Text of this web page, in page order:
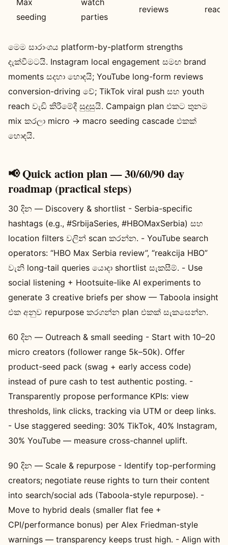
seeding
parties
reviews
මෙම සාරාංශය platform-by-platform strengths
දැක්වීමටයි. Instagram local engagement සමඟ brand
moments සදහා හොඳයි; YouTube long-form reviews
conversion-driving වේ; TikTok viral push සහ youth
reach වැඩි කිරීමේදී සුදුසුයි. Campaign plan එකට තුනම
mix කරලා micro → macro seeding cascade එකක්
හොඳයි.
📢 Quick action plan — 30/60/90 day
roadmap (practical steps)
30 දින — Discovery & shortlist - Serbia-specific
hashtags (e.g., #SrbijaSeries, #HBOMaxSerbia) සහ
location filters වලින් scan කරන්න. - YouTube search
operators: “HBO Max Serbia review”, “reakcija HBO”
වැනි long-tail queries යොදා shortlist සැකසීම්. - Use
social listening + Hootsuite-like AI experiments to
generate 3 creative briefs per show — Taboola insight
එක අනුව repurpose කරගන්න plan එකක් සැකසෙන්න.
60 දින — Outreach & small seeding - Start with 10–20
micro creators (follower range 5k–50k). Offer
product-seed pack (swag + early access code)
instead of pure cash to test authentic posting. -
Transparently propose performance KPIs: view
thresholds, link clicks, tracking via UTM or deep links.
- Use staggered seeding: 30% TikTok, 40% Instagram,
30% YouTube — measure cross-channel uplift.
90 දින — Scale & repurpose - Identify top-performing
creators; negotiate reuse rights to turn their content
into search/social ads (Taboola-style repurpose). -
Move to hybrid deals (smaller flat fee +
CPI/performance bonus) per Alex Friedman-style
warnings — transparency keeps trust high. - Align with